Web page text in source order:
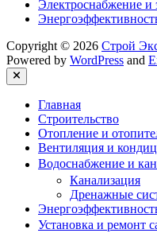
Электроснабжение и
Copyright © 2026 Строй
Powered by WordPress and
Close
Главная
Строительство
Отопление и
Вентиляция и
Водоснабжение и
Канализация
Дренажные
Установка и ремонт